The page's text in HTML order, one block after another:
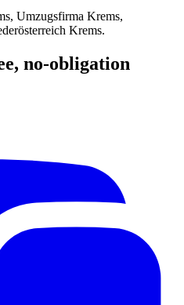
Umzugsfirma Krems,
Krems.
no-obligation